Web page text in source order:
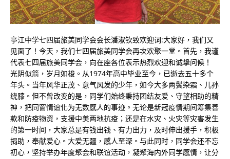
亭江中学七四届旅美同学会会长潘淑钦致欢迎词:大家好，我们又
见面了！今天，我们七四届旅美同学会再次欢聚一堂。首先，我谨
代表七四届旅美同学会，向在座各位表示热烈欢迎和诚挚问候！
光阴似箭，岁月如梭。从1974年高中毕业至今，已逝去五十多个
年头。当年风华正茂、意气风发的少年，如今大多两鬓染霜、儿孙
绕膝。但不曾改变的是，同学们始终秉持团结友爱、守望相助的精
神，把同窗情谊化为无数感人的事迹。无论是新冠疫情期间筹集善
款和防疫物资，支援中美两地抗疫；还是在水灾、火灾等灾害发生
的第一时间，大家总是有钱出钱、有力出力，及时伸出援手，积极
捐助，奉献爱心。大爱无疆，感人至深。与此同时，同学会还不忘
初心，坚持举办年度聚会和联谊活动，凝聚海内外同学感情，让分